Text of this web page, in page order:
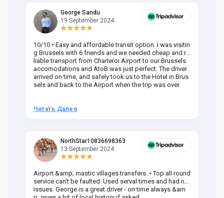
George Sandu
19 September 2024
10/10 • Easy and affordable transit option. I was visitin
g Brussels with 6 friends and we needed cheap and re
liable transport from Charleroi Airport to our Brussels
accomodations and AtoB was just perfect. The driver
arrived on time, and safely took us to the Hotel in Brus
sels and back to the Airport when the trip was over.
Читать Далее
NorthStar10836698363
13 September 2024
Airport &amp; mastic villages transfers. • Top all round
service can't be faulted. Used serval times and had no
issues. George is a great driver - on time always &am